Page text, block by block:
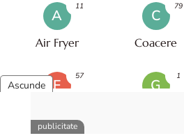
A
Air Fryer
11
C
Coacere
79
F
57
G
1